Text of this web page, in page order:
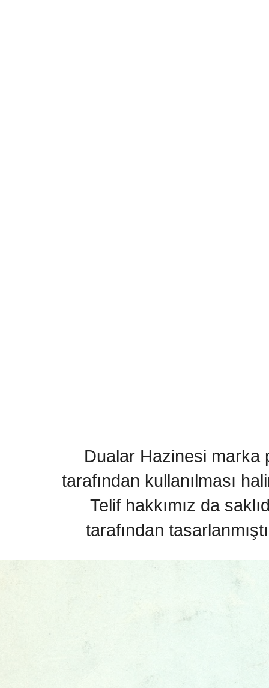
Dualar Hazinesi marka
tarafından kullanılması
Telif hakkımız da
tarafından